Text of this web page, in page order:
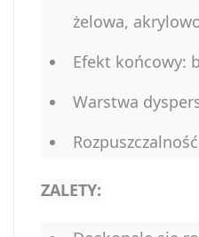
żelowa,
Efekt końcowy:
Warstwa
ZALETY: